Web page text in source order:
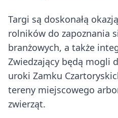
Targi są doskonałą
rolników do zapoznania
branżowych, a także
Zwiedzający będą mogli
uroki Zamku
tereny miejscowego
zwierząt.